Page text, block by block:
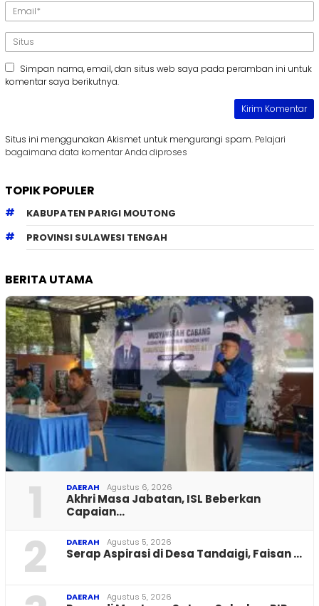
Simpan nama, email, dan situs web saya pada peramban ini untuk
komentar saya berikutnya.
Situs ini menggunakan Akismet untuk mengurangi spam. Pelajari
bagaimana data komentar Anda diproses
TOPIK POPULER
KABUPATEN PARIGI MOUTONG
PROVINSI SULAWESI TENGAH
BERITA UTAMA
1 DAERAH Agustus 6, 2026
Akhri Masa Jabatan, ISL Beberkan
Capaian…
2 DAERAH Agustus 5, 2026
Serap Aspirasi di Desa Tandaigi, Faisan …
DAERAH Agustus 5, 2026